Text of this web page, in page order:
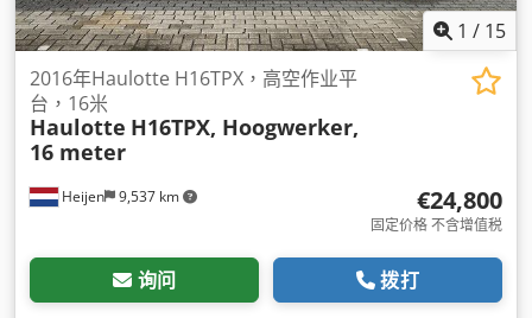
1 / 15
Heijen 9,537 km
2016年Haulotte H16TPX，高空作业平
台，16米
Haulotte H16TPX, Hoogwerker,
16 meter
€24,800
固定价格 不含增值税
询问 拨打